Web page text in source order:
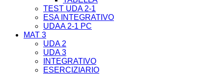
TEST UDA 2-1
ESA INTEGRATIVO
UDAA 2-1 PC
MAT 3
UDA 2
UDA 3
INTEGRATIVO
ESERCIZIARIO